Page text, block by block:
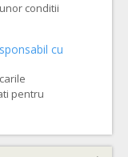
conditii
cu
pentru